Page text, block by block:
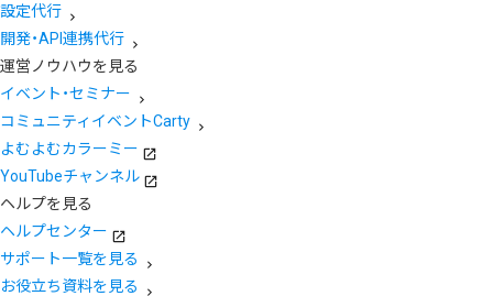
設定代行
開発・API連携代行
運営ノウハウを見る
イベント・セミナー
コミュニティイベントCarty
よむよむカラーミー
YouTubeチャンネル
ヘルプを見る
ヘルプセンター
サポート一覧を見る
お役立ち資料を見る